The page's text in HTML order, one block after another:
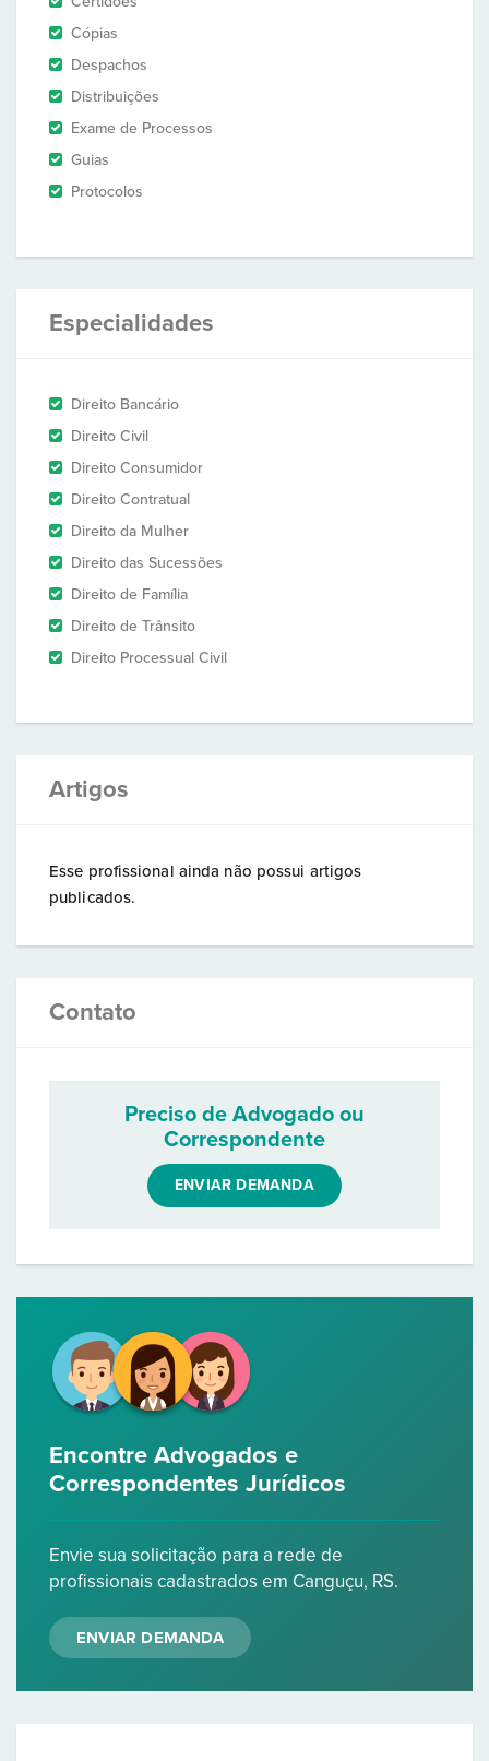
Cópias
Despachos
Distribuições
Exame de Processos
Guias
Protocolos
Especialidades
Direito Bancário
Direito Civil
Direito Consumidor
Direito Contratual
Direito da Mulher
Direito das Sucessões
Direito de Família
Direito de Trânsito
Direito Processual Civil
Artigos
Esse profissional ainda não possui artigos
publicados.
Contato
Preciso de Advogado ou
Correspondente
ENVIAR DEMANDA
Encontre Advogados e
Correspondentes Jurídicos
Envie sua solicitação para a rede de
profissionais cadastrados em Canguçu, RS.
ENVIAR DEMANDA